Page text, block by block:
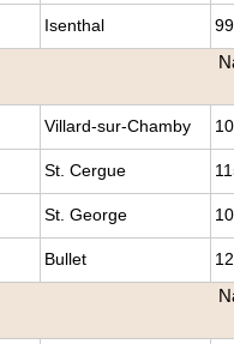
Isenthal
Villard-sur-Chamby
St. Cergue
St. George
Bullet